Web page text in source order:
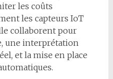
les coûts
les capteurs IoT
collaborent pour
une interprétation
et la mise en place